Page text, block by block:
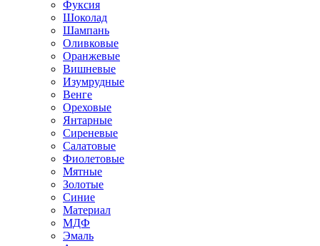
Фуксия
Шоколад
Шампань
Оливковые
Оранжевые
Вишневые
Изумрудные
Венге
Ореховые
Янтарные
Сиреневые
Салатовые
Фиолетовые
Мятные
Золотые
Синие
Материал
МДФ
Эмаль